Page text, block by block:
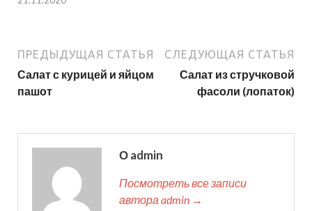
ПРЕДЫДУЩАЯ СТАТЬЯ
Салат с курицей и яйцом
пашот
СЛЕДУЮЩАЯ СТАТЬЯ
Салат из стручковой
фасоли (лопаток)
О admin
Посмотреть все записи
автора admin →